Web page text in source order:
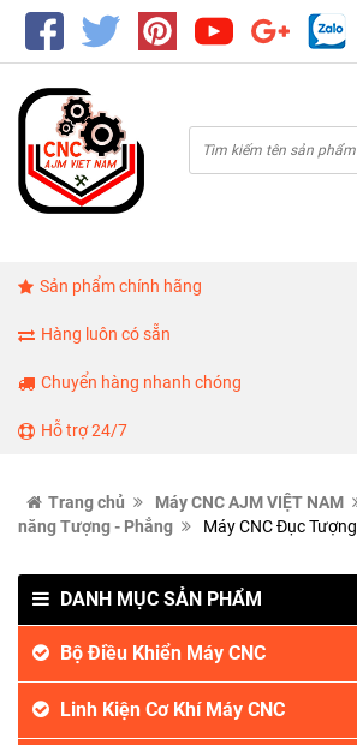
Sản phẩm chính hãng
Hàng luôn có sẵn
Chuyển hàng nhanh chóng
Hỗ trợ 24/7
Trang chủ Máy CNC AJM VIỆT NAM
năng Tượng - Phẳng
Máy CNC Đục Tượng
DANH MỤC SẢN PHẨM
Bộ Điều Khiển Máy CNC
Linh Kiện Cơ Khí Máy CNC